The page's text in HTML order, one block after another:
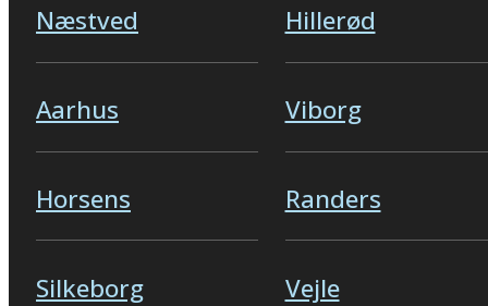
Næstved Hillerød
Aarhus Viborg
Horsens Randers
Silkeborg Vejle